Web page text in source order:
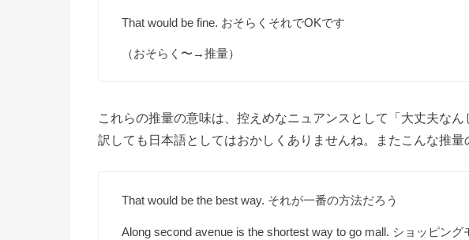
That would be fine. おそらくそれでOKです
（おそらく〜→推量）
これらの推量の意味は、控えめなニュアンスとして「大丈夫な
訳しても日本語としてはおかしくありませんね。またこんな推量
That would be the best way. それが一番の方法だろう
Along second avenue is the shortest way to go mall. ショッピン